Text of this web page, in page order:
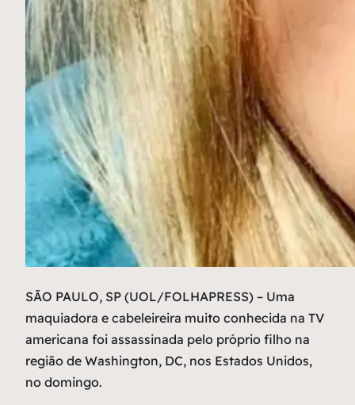
SÃO PAULO, SP (UOL/FOLHAPRESS) – Uma
maquiadora e cabeleireira muito conhecida na TV
americana foi assassinada pelo próprio filho na
região de Washington, DC, nos Estados Unidos,
no domingo.